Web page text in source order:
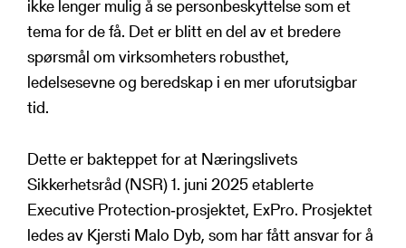
ikke lenger mulig å se personbeskyttelse som et
tema for de få. Det er blitt en del av et bredere
spørsmål om virksomheters robusthet,
ledelsesevne og beredskap i en mer uforutsigbar
tid.
Dette er bakteppet for at Næringslivets
Sikkerhetsråd (NSR) 1. juni 2025 etablerte
Executive Protection‑prosjektet, ExPro. Prosjektet
ledes av Kjersti Malo Dyb, som har fått ansvar for å